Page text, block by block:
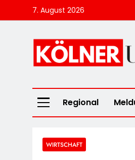
to
7. August 2026
Kölner
Regional
WIRTSCHAFT